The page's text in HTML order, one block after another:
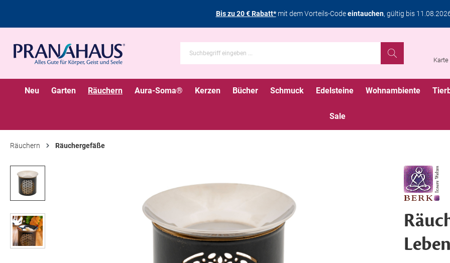
Bis zu 20 € Rabatt*mit dem Vorteils-Codeeintauchen, gültig bis
Neu Garten Räuchern Aura-Soma® Kerzen Bücher Schmuck Edelsteine Wohnambiente
Sale
Räuchern Räuchergefäße